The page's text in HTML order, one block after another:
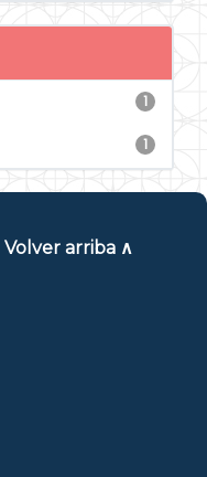
1
1
Volver arriba ∧